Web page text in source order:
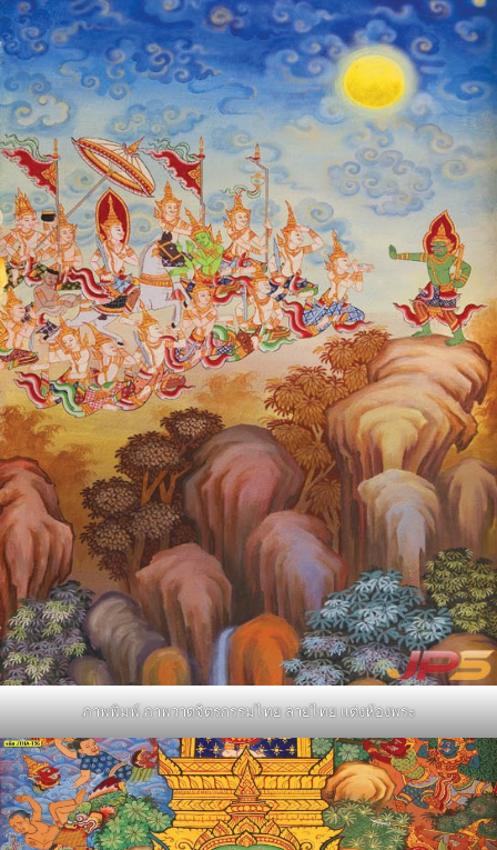
ภาพพิมพ์ ภาพวาดจิตรกรรมไทย ลายไทย แต่งห้องพระ